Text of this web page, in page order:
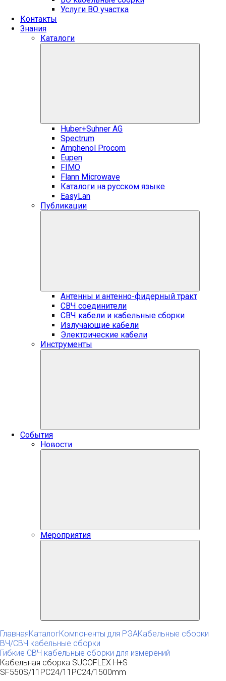
Услуги ВО участка
Контакты
Знания
Каталоги
Huber+Suhner AG
Spectrum
Amphenol Procom
Eupen
FIMO
Flann Microwave
Каталоги на русском языке
EasyLan
Публикации
Антенны и антенно-фидерный тракт
СВЧ соединители
СВЧ кабели и кабельные сборки
Излучающие кабели
Электрические кабели
Инструменты
События
Новости
Мероприятия
ГлавнаяКаталогКомпоненты для РЭАКабельные сборки
ВЧ/СВЧ кабельные сборки
Гибкие СВЧ кабельные сборки для измерений
Кабельная сборка SUCOFLEX H+S
SF550S/11PC24/11PC24/1500mm